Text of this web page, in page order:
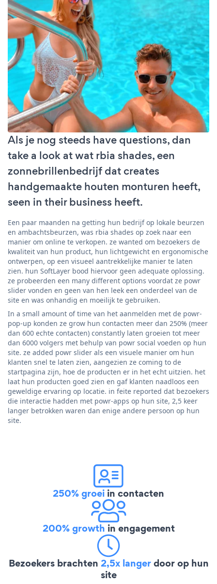
Als je nog steeds have questions, dan
take a look at wat rbia shades, een
zonnebrillenbedrijf dat creates
handgemaakte houten monturen heeft,
seen in their business heeft.
Een paar maanden na getting hun bedrijf op lokale beurzen
en ambachtsbeurzen, was rbia shades op zoek naar een
manier om online te verkopen. ze wanted om bezoekers de
kwaliteit van hun product, hun lichtgewicht en ergonomische
ontwerpen, op een visueel aantrekkelijke manier te laten
zien. hun SoftLayer bood hiervoor geen adequate oplossing.
ze probeerden een many different options voordat ze powr
slider vonden en geen van hen leek een onderdeel van de
site en was onhandig en moeilijk te gebruiken.
In a small amount of time van het aanmelden met de powr-
pop-up konden ze grow hun contacten meer dan 250% (meer
dan 600 echte contacten) constantly laten groeien tot meer
dan 6000 volgers met behulp van powr social voeden op hun
site. ze added powr slider als een visuele manier om hun
klanten snel te laten zien, aangezien ze coming to de
startpagina zijn, hoe de producten er in het echt uitzien. het
laat hun producten goed zien en gaf klanten naadloos een
geweldige ervaring op locatie. in feite reported dat bezoekers
die interactie hadden met powr-apps op hun site, 2,5 keer
langer betrokken waren dan enige andere persoon op hun
site.
250% groei in contacten
200% growth in engagement
Bezoekers brachten 2,5x langerdoor op hun
site